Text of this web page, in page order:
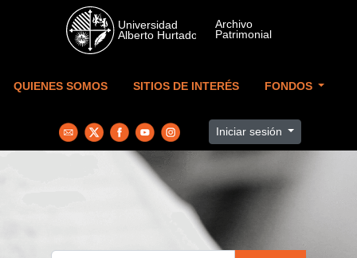
Skip to main content
QUIENES SOMOS SITIOS DE INTERÉS FONDOS
Iniciar sesión